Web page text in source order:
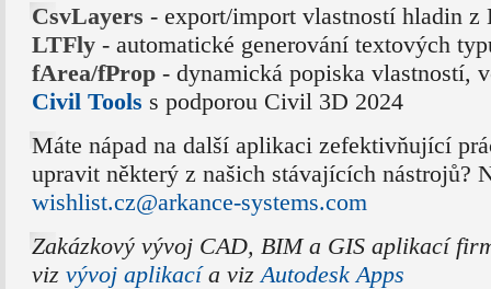
CsvLayers - export/import vlastností hladin z
LTFly- automatické generování textových
fArea/fProp- dynamická popiska vlastností,
Civil Tools s podporou Civil 3D 2024
Máte nápad na další aplikaci zefektivňující
upravit některý z našich stávajících nástrojů?
wishlist.cz@arkance-systems.com
Zakázkový vývoj CAD, BIM a GIS aplikací
viz vývoj aplikacía viz Autodesk Apps